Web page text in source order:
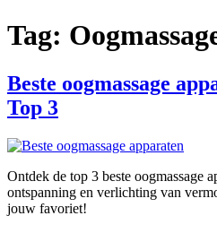
Tag:
Beste oogmassage
Top 3
Ontdek de top 3 beste oogmassage
ontspanning en verlichting van
jouw favoriet!